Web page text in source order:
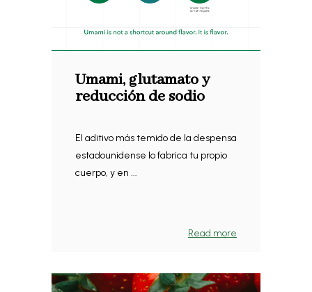
Umami, glutamato y
reducción de sodio
El aditivo más temido de la despensa
estadounidense lo fabrica tu propio
cuerpo, y en ...
Read more